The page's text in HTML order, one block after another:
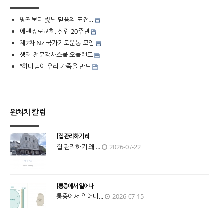
왕관보다 빛난 믿음의 도전…
에덴장로교회, 설립 20주년
제2차 NZ 국가기도운동 모임
생터 전문강사스쿨 오클랜드
“하나님이 우리 가족을 만드
원처치 칼럼
[집 관리하기 6]
집 관리하기 왜 ... 2026-07-22
[통증에서 일어나
통증에서 일어나... 2026-07-15